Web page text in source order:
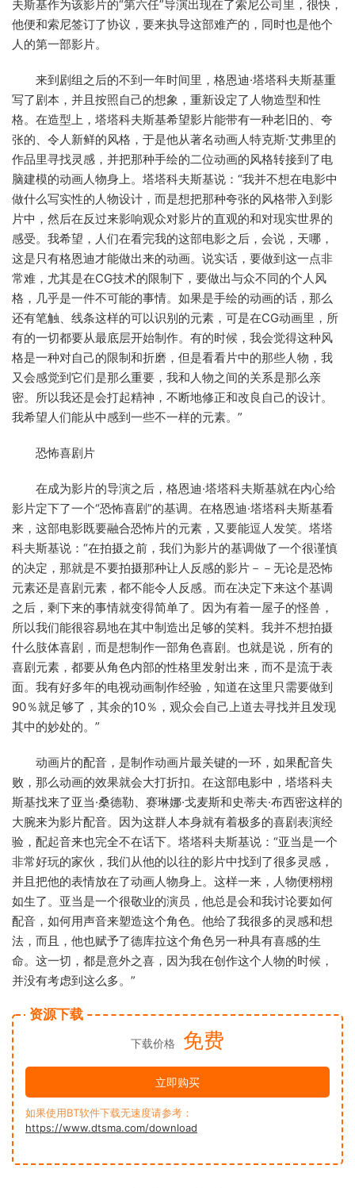
夫斯基作为该影片的“第六任”导演出现在了索尼公司里，很快，
他便和索尼签订了协议，要来执导这部难产的，同时也是他个
人的第一部影片。
来到剧组之后的不到一年时间里，格恩迪·塔塔科夫斯基重
写了剧本，并且按照自己的想象，重新设定了人物造型和性
格。在造型上，塔塔科夫斯基希望影片能带有一种老旧的、夸
张的、令人新鲜的风格，于是他从著名动画人特克斯·艾弗里的
作品里寻找灵感，并把那种手绘的二位动画的风格转接到了电
脑建模的动画人物身上。塔塔科夫斯基说：“我并不想在电影中
做什么写实性的人物设计，而是想把那种夸张的风格带入到影
片中，然后在反过来影响观众对影片的直观的和对现实世界的
感受。我希望，人们在看完我的这部电影之后，会说，天哪，
这是只有格恩迪才能做出来的动画。说实话，要做到这一点非
常难，尤其是在CG技术的限制下，要做出与众不同的个人风
格，几乎是一件不可能的事情。如果是手绘的动画的话，那么
还有笔触、线条这样的可以识别的元素，可是在CG动画里，所
有的一切都要从最底层开始制作。有的时候，我会觉得这种风
格是一种对自己的限制和折磨，但是看看片中的那些人物，我
又会感觉到它们是那么重要，我和人物之间的关系是那么亲
密。所以我还是会打起精神，不断地修正和改良自己的设计。
我希望人们能从中感到一些不一样的元素。”
恐怖喜剧片
在成为影片的导演之后，格恩迪·塔塔科夫斯基就在内心给
影片定下了一个“恐怖喜剧”的基调。在格恩迪·塔塔科夫斯基看
来，这部电影既要融合恐怖片的元素，又要能逗人发笑。塔塔
科夫斯基说：“在拍摄之前，我们为影片的基调做了一个很谨慎
的决定，那就是不要拍摄那种让人反感的影片－－无论是恐怖
元素还是喜剧元素，都不能令人反感。而在决定下来这个基调
之后，剩下来的事情就变得简单了。因为有着一屋子的怪兽，
所以我们能很容易地在其中制造出足够的笑料。我并不想拍摄
什么肢体喜剧，而是想制作一部角色喜剧。也就是说，所有的
喜剧元素，都要从角色内部的性格里发射出来，而不是流于表
面。我有好多年的电视动画制作经验，知道在这里只需要做到
90％就足够了，其余的10％，观众会自己上道去寻找并且发现
其中的妙处的。”
动画片的配音，是制作动画片最关键的一环，如果配音失
败，那么动画的效果就会大打折扣。在这部电影中，塔塔科夫
斯基找来了亚当·桑德勒、赛琳娜·戈麦斯和史蒂夫·布西密这样的
大腕来为影片配音。因为这群人本身就有着极多的喜剧表演经
验，配起音来也完全不在话下。塔塔科夫斯基说：“亚当是一个
非常好玩的家伙，我们从他的以往的影片中找到了很多灵感，
并且把他的表情放在了动画人物身上。这样一来，人物便栩栩
如生了。亚当是一个很敬业的演员，他总是会和我讨论要如何
配音，如何用声音来塑造这个角色。他给了我很多的灵感和想
法，而且，他也赋予了德库拉这个角色另一种具有喜感的生
命。这一切，都是意外之喜，因为我在创作这个人物的时候，
并没有考虑到这么多。”
资源下载
下载价格 免费
立即购买
如果使用BT软件下载无速度请参考：
https://www.dtsma.com/download